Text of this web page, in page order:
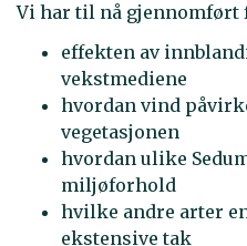
Vi har til nå gjennomført
effekten av
vekstmediene
hvordan vind
vegetasjonen
hvordan ulike
miljøforhold
hvilke andre arter
ekstensive tak